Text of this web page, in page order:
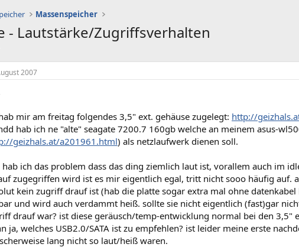
Massenspeicher
- Lautstärke/Zugriffsverhalten
2007
mir am freitag folgendes 3,5" ext. gehäuse zugelegt: http://
hab ich ne "alte" seagate 7200.7 160gb welche an meinem asus-
geizhals.at/a201961.html) als netzlaufwerk dienen soll.
hab ich das problem dass das ding ziemlich laut ist, vorallem auch im
zugegriffen wird ist es mir eigentlich egal, tritt nicht sooo häufig auf.
kein zugriff drauf ist (hab die platte sogar extra mal ohne
und wird auch verdammt heiß. sollte sie nicht eigentlich (fast)gar
drauf war? ist diese geräusch/temp-entwicklung normal bei den 3,5"
ja, welches USB2.0/SATA ist zu empfehlen? ist leider meine erste
lang nicht so laut/heiß waren.